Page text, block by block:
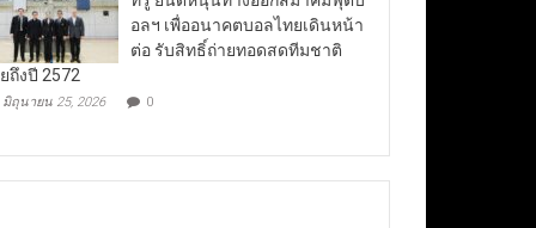
อลฯ เพื่ออนาคตบอลไทยเดินหน้า
ต่อ รับสิทธิ์ถ่ายทอดสดทีมชาติ
ถึงปี 2572
มิถุนายน 25, 2026 0